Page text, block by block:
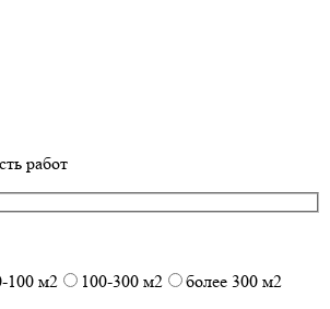
работ
100 м2 100-300 м2
более 300 м2